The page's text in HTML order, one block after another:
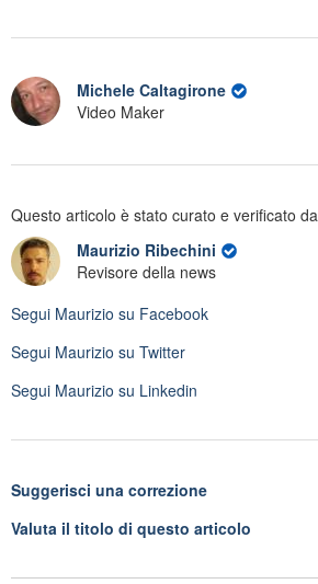
Michele Caltagirone
Video Maker
Questo articolo è stato curato e verificato da
Maurizio Ribechini
Revisore della news
Segui Maurizio su Facebook
Segui Maurizio su Twitter
Segui Maurizio su Linkedin
Suggerisci una correzione
Valuta il titolo di questo articolo